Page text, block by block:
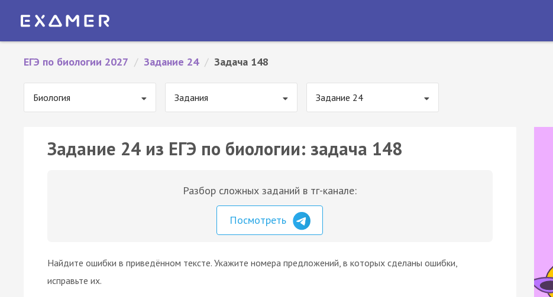
ЕГЭ по биологии 2027 / Задание 24 / Задача 148
Биология Задания Задание 24
Задание 24 из ЕГЭ по биологии: задача 148
Разбор сложных заданий в тг-канале:
Посмотреть
Найдите ошибки в приведённом тексте. Укажите номера предложений, в которых сделаны ошибки,
исправьте их.